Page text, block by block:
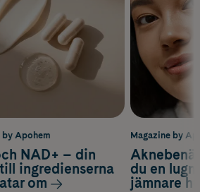
Magazine by
du en
jämnare
by Apohem
NAD+ – din
ingredienserna
om